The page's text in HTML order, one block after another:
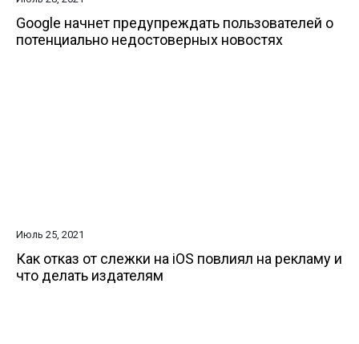
Google начнет предупреждать пользователей о
потенциально недостоверных новостях
Июль 25, 2021
Как отказ от слежки на iOS повлиял на рекламу и
что делать издателям